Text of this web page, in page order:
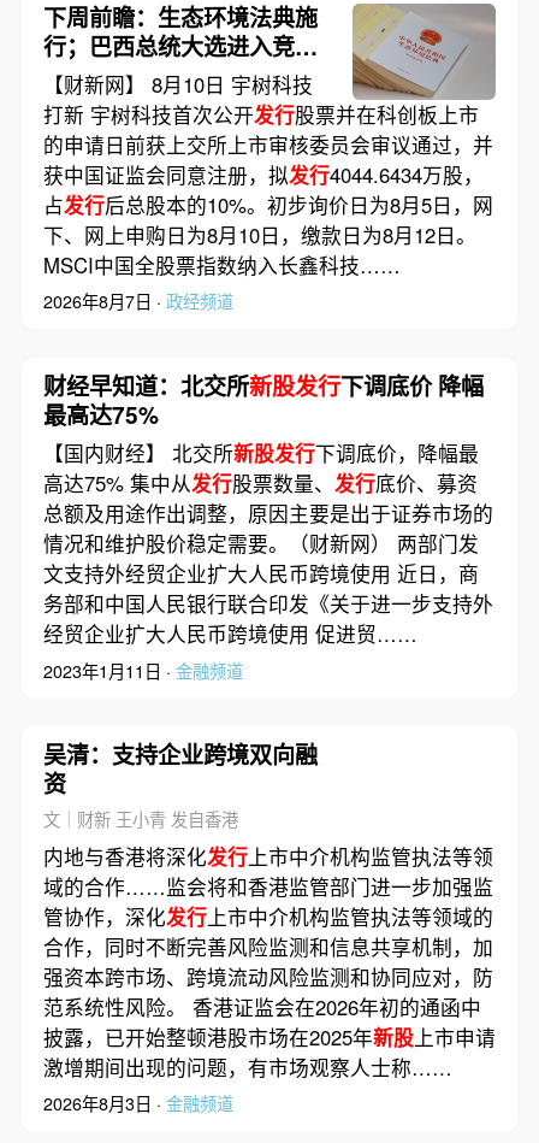
下周前瞻：生态环境法典施
行；巴西总统大选进入竞选
阶段
【财新网】 8月10日 宇树科技
打新 宇树科技首次公开发行股票并在科创板上市
的申请日前获上交所上市审核委员会审议通过，并
获中国证监会同意注册，拟发行4044.6434万股，
占发行后总股本的10%。初步询价日为8月5日，网
下、网上申购日为8月10日，缴款日为8月12日。
MSCI中国全股票指数纳入长鑫科技……
2026年8月7日 · 政经频道
财经早知道：北交所新股发行下调底价 降幅
最高达75%
【国内财经】 北交所新股发行下调底价，降幅最
高达75% 集中从发行股票数量、 发行底价、募资
总额及用途作出调整，原因主要是出于证券市场的
情况和维护股价稳定需要。（财新网） 两部门发
文支持外经贸企业扩大人民币跨境使用 近日，商
务部和中国人民银行联合印发《关于进一步支持外
经贸企业扩大人民币跨境使用 促进贸……
2023年1月11日 · 金融频道
吴清：支持企业跨境双向融
资
文｜财新 王小青 发自香港
内地与香港将深化发行上市中介机构监管执法等领
域的合作……监会将和香港监管部门进一步加强监
管协作，深化发行上市中介机构监管执法等领域的
合作，同时不断完善风险监测和信息共享机制，加
强资本跨市场、跨境流动风险监测和协同应对，防
范系统性风险。 香港证监会在2026年初的通函中
披露，已开始整顿港股市场在2025年新股上市申请
激增期间出现的问题，有市场观察人士称……
2026年8月3日 · 金融频道